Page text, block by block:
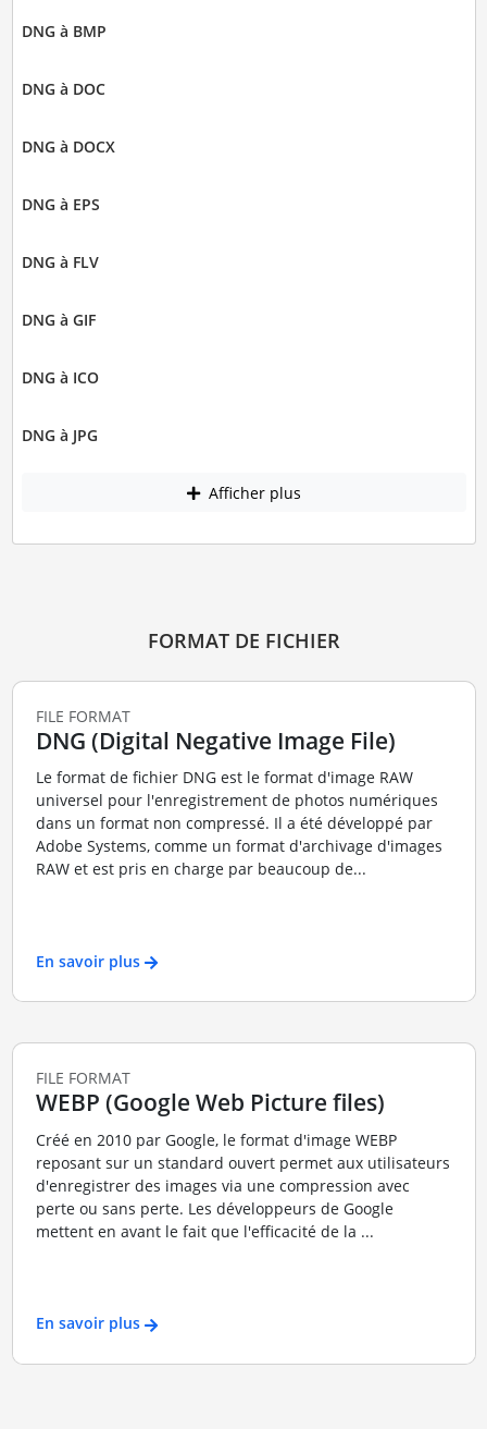
DNG à BMP
DNG à DOC
DNG à DOCX
DNG à EPS
DNG à FLV
DNG à GIF
DNG à ICO
DNG à JPG
Afficher plus
FORMAT DE FICHIER
FILE FORMAT
DNG (Digital Negative Image File)
Le format de fichier DNG est le format d'image RAW
universel pour l'enregistrement de photos numériques
dans un format non compressé. Il a été développé par
Adobe Systems, comme un format d'archivage d'images
RAW et est pris en charge par beaucoup de...
En savoir plus
FILE FORMAT
WEBP (Google Web Picture files)
Créé en 2010 par Google, le format d'image WEBP
reposant sur un standard ouvert permet aux utilisateurs
d'enregistrer des images via une compression avec
perte ou sans perte. Les développeurs de Google
mettent en avant le fait que l'efficacité de la ...
En savoir plus